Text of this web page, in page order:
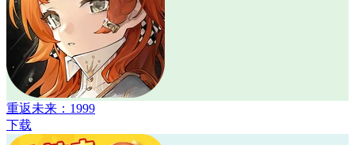
重返未来：1999
下载